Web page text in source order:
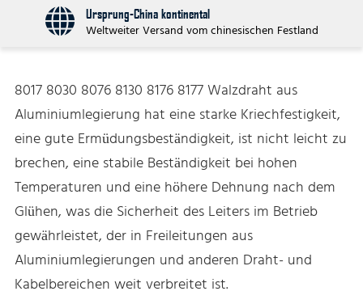
Ursprung-China kontinental
Weltweiter Versand vom chinesischen Festland
8017 8030 8076 8130 8176 8177 Walzdraht aus
Aluminiumlegierung hat eine starke Kriechfestigkeit,
eine gute Ermüdungsbeständigkeit, ist nicht leicht zu
brechen, eine stabile Beständigkeit bei hohen
Temperaturen und eine höhere Dehnung nach dem
Glühen, was die Sicherheit des Leiters im Betrieb
gewährleistet, der in Freileitungen aus
Aluminiumlegierungen und anderen Draht- und
Kabelbereichen weit verbreitet ist.